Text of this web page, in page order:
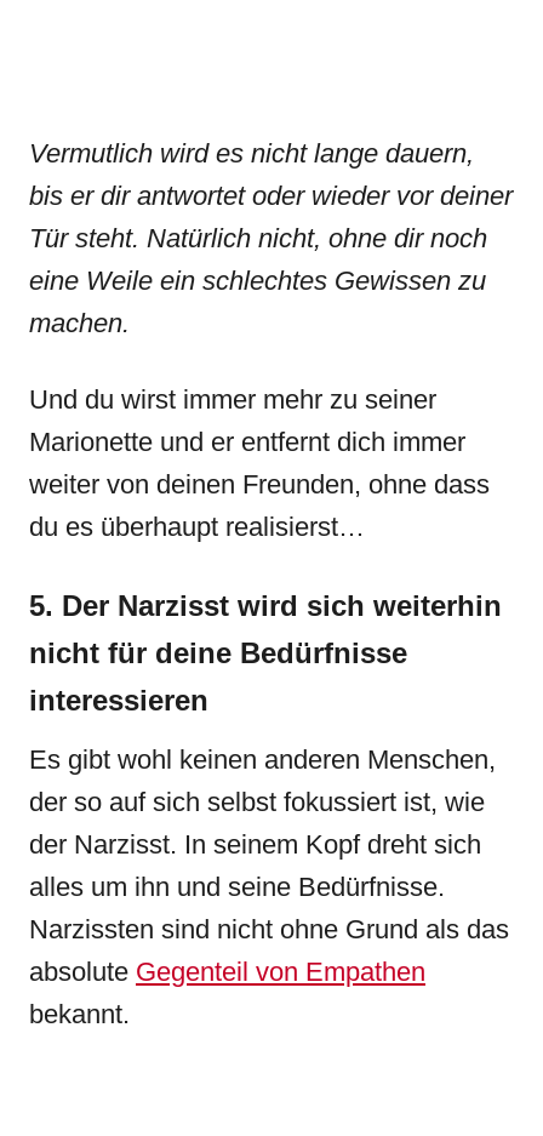
Vermutlich wird es nicht lange dauern,
bis er dir antwortet oder wieder vor deiner
Tür steht. Natürlich nicht, ohne dir noch
eine Weile ein schlechtes Gewissen zu
machen.
Und du wirst immer mehr zu seiner
Marionette und er entfernt dich immer
weiter von deinen Freunden, ohne dass
du es überhaupt realisierst…
5. Der Narzisst wird sich weiterhin
nicht für deine Bedürfnisse
interessieren
Es gibt wohl keinen anderen Menschen,
der so auf sich selbst fokussiert ist, wie
der Narzisst. In seinem Kopf dreht sich
alles um ihn und seine Bedürfnisse.
Narzissten sind nicht ohne Grund als das
absolute Gegenteil von Empathen
bekannt.